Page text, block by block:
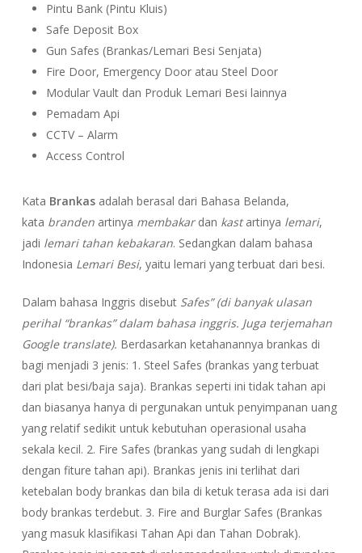
Pintu Bank (Pintu Kluis)
Safe Deposit Box
Gun Safes (Brankas/Lemari Besi Senjata)
Fire Door, Emergency Door atau Steel Door
Modular Vault dan Produk Lemari Besi lainnya
Pemadam Api
CCTV – Alarm
Access Control
Kata Brankasadalah berasal dari Bahasa Belanda,
kata brandenartinya membakardan kastartinya lemari,
jadi lemari tahan kebakaran. Sedangkan dalam bahasa
Indonesia Lemari Besi, yaitu lemari yang terbuat dari besi.
Dalam bahasa Inggris disebut Safes” (di banyak ulasan
perihal “brankas” dalam bahasa inggris. Juga terjemahan
Google translate). Berdasarkan ketahanannya brankas di
bagi menjadi 3 jenis: 1. Steel Safes (brankas yang terbuat
dari plat besi/baja saja). Brankas seperti ini tidak tahan api
dan biasanya hanya di pergunakan untuk penyimpanan uang
yang relatif sedikit untuk kebutuhan operasional usaha
sekala kecil. 2. Fire Safes (brankas yang sudah di lengkapi
dengan fiture tahan api). Brankas jenis ini terlihat dari
ketebalan body brankas dan bila di ketuk terasa ada isi dari
body brankas terdebut. 3. Fire and Burglar Safes (Brankas
yang masuk klasifikasi Tahan Api dan Tahan Dobrak).